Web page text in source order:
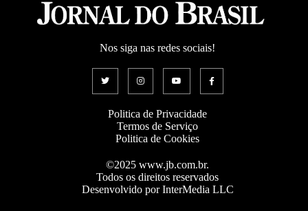
Nos siga nas redes sociais!
Politica de Privacidade
Termos de Serviço
Politica de Cookies
©2025 www.jb.com.br.
Todos os direitos reservados
Desenvolvido por InterMedia LLC